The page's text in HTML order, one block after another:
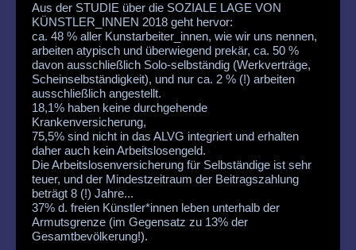
Aus der STUDIE über die SOZIALE LAGE VON
KÜNSTLER_INNEN 2018 geht hervor:
ca. 48 % aller Kunstarbeiter_innen, wie wir uns nennen,
arbeiten atypisch und überwiegend prekär, ca. 50 %
davon ausschließlich Solo-selbständig (Werkverträge,
Scheinselbständigkeit), und nur ca. 2 % (!) arbeiten
ausschließlich angestellt.
18,1% haben keine durchgehende
Krankenversicherung,
75,5% sind nicht in das ALVG integriert und erhalten
daher auch kein Arbeitslosengeld.
Die Arbeitslosenversicherung für Selbständige ist sehr
teuer, und der Mindestzeitraum der Beitragszahlung
beträgt 8 (!) Jahre...
37% d. freien Künstler*innen leben unterhalb der
Armutsgrenze (im Gegensatz zu 13% der
Gesamtbevölkerung!).